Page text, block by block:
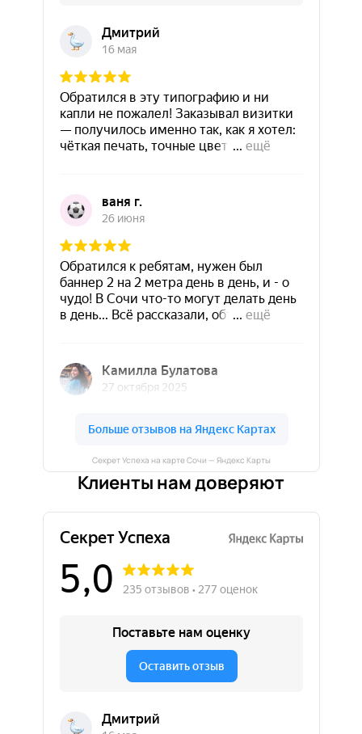
Секрет Успеха на карте Сочи — Яндекс Карты
Клиенты нам доверяют